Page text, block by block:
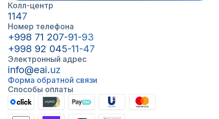
Колл-центр
1147
Номер телефона
+998 71 207-91-93
+998 92 045-11-47
Электронный адрес
info@eai.uz
Форма обратной связи
Способы оплаты